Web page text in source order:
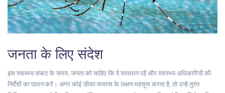
जनता के लिए संदेश
इस स्वास्थ्य संकट के समय, जनता को चाहिए कि वे सावधान रहें और स्वास्थ्य अधिकारियों की
निर्देशों का पालन करें। अगर कोई ज़ीका वायरस के लक्षण महसूस करता है, तो उन्हे तुरंत